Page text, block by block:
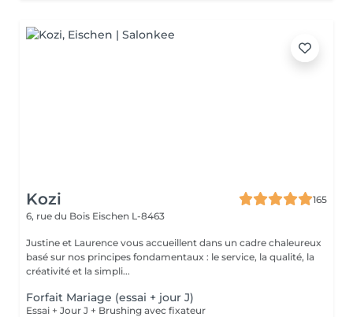
Kozi
165
6, rue du Bois Eischen L-8463
Justine et Laurence vous accueillent dans un cadre chaleureux
basé sur nos principes fondamentaux : le service, la qualité, la
créativité et la simpli...
Forfait Mariage (essai + jour J)
Essai + Jour J + Brushing avec fixateur